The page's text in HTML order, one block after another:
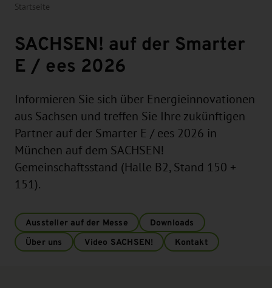
Startseite
SACHSEN! auf der Smarter
E / ees 2026
Informieren Sie sich über Energieinnovationen
aus Sachsen und treffen Sie Ihre zukünftigen
Partner auf der Smarter E / ees 2026 in
München auf dem SACHSEN!
Gemeinschaftsstand (Halle B2, Stand 150 +
151).
Aussteller auf der Messe
Downloads
Über uns
Video SACHSEN! Kontakt